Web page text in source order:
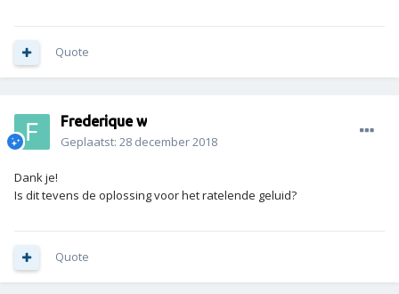
Quote
Frederique w
Geplaatst: 28 december 2018
Dank je!
Is dit tevens de oplossing voor het ratelende geluid?
Quote